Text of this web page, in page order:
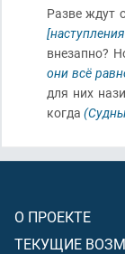
Разве ждут
внезапно?
они всё
для них
когда
О ПРОЕКТЕ
ТЕКУЩИЕ